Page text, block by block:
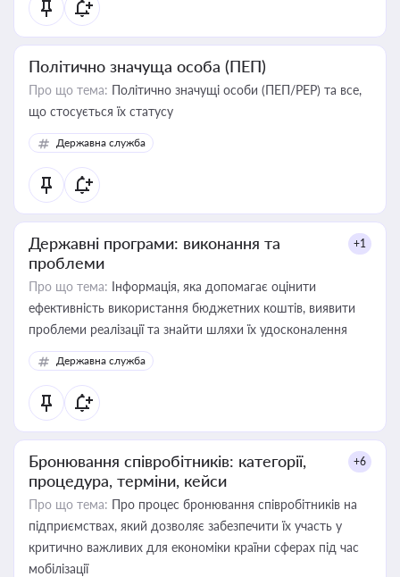
Політично значуща особа (ПЕП)
Про що тема: Політично значущі особи (ПЕП/PEP) та все,
що стосується їх статусу
Державна служба
Державні програми: виконання та
проблеми
+1
Про що тема: Інформація, яка допомагає оцінити
ефективність використання бюджетних коштів, виявити
проблеми реалізації та знайти шляхи їх удосконалення
Державна служба
Бронювання співробітників: категорії,
процедура, терміни, кейси
+6
Про що тема: Про процес бронювання співробітників на
підприємствах, який дозволяє забезпечити їх участь у
критично важливих для економіки країни сферах під час
мобілізації